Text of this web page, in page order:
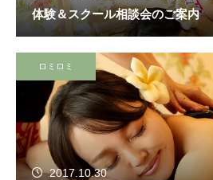
体験＆スクール相談会のご案内
ロミロミ
2017.10.30